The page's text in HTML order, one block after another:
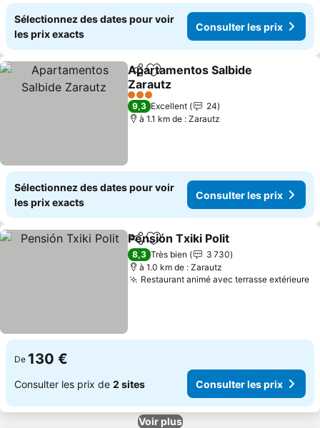
Sélectionnez des dates pour voir
les prix exacts
Consulter les prix
PartagerAjouter à mes favoris
Apartamentos Salbide
Zarautz
Consulter les prix
3 Étoiles
9,3 Excellent
24
à 1.1 km de : Zarautz
Sélectionnez des dates pour voir
les prix exacts
Consulter les prix
PartagerAjouter à mes favoris
Pensión Txiki Polit
8,3 Très bien
3 730
à 1.0 km de : Zarautz
Restaurant animé avec terrasse extérieure
De 130 €
Consulter les prix de 2 sites Consulter les prix
Voir plus